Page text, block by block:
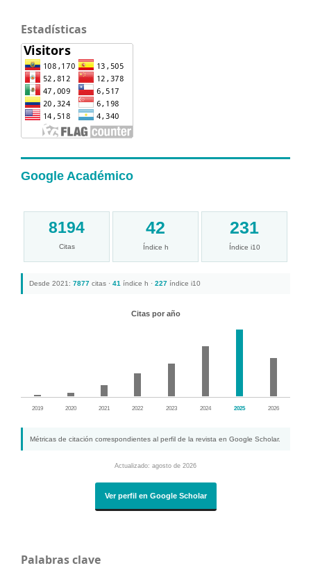
Estadísticas
Google Académico
8194
Citas
42
Índice h
231
Índice i10
Desde 2021: 7877 citas · 41 índice h · 227 índice i10
Citas por año
2019 2020 2021 2022 2023 2024 2025 2026
Métricas de citación correspondientes al perfil de la revista en Google Scholar.
Actualizado: agosto de 2026
Ver perfil en Google Scholar
Palabras clave